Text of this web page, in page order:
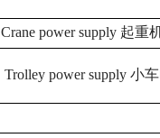
Crane power supply 起重
Trolley power supply 小